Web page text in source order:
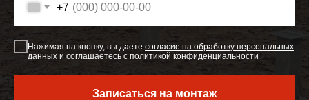
+7
Нажимая на кнопку, вы даете согласие на обработку персональных
данных и соглашаетесь с политикой конфиденциальности
Записаться на монтаж